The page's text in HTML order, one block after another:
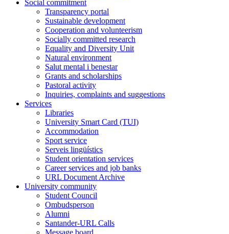
Social commitment
Transparency portal
Sustainable development
Cooperation and volunteerism
Socially committed research
Equality and Diversity Unit
Natural environment
Salut mental i benestar
Grants and scholarships
Pastoral activity
Inquiries, complaints and suggestions
Services
Libraries
University Smart Card (TUI)
Accommodation
Sport service
Serveis lingüístics
Student orientation services
Career services and job banks
URL Document Archive
University community
Student Council
Ombudsperson
Alumni
Santander-URL Calls
Message board